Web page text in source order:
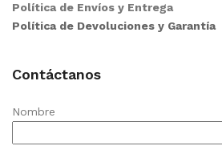
Política de Envíos y Entrega
Política de Devoluciones y Garantía
Contáctanos
Nombre